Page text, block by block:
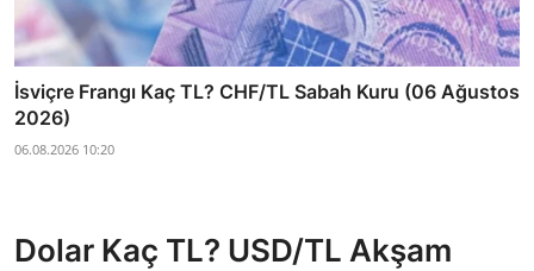
İsviçre Frangı Kaç TL? CHF/TL Sabah Kuru (06 Ağustos
2026)
06.08.2026 10:20
Dolar Kaç TL? USD/TL Akşam